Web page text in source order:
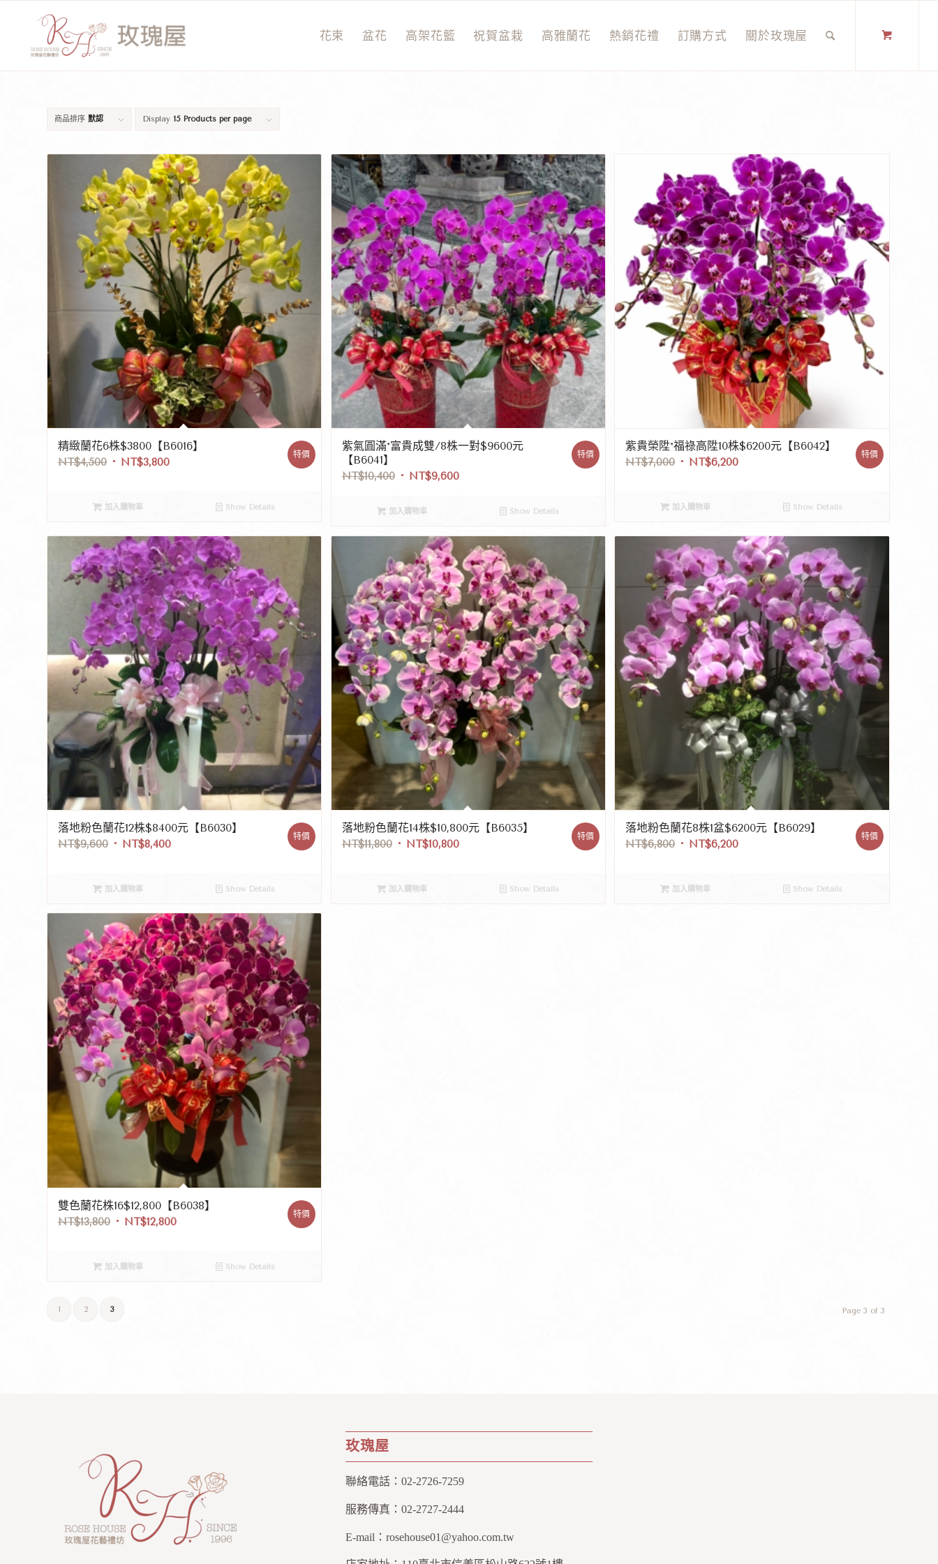
花束 盆花 高架花籃 祝賀盆栽 高雅蘭花 熱銷花禮 訂購方式 關於玫瑰屋
商品排序 默認 Display 15 Products per page
精緻蘭花6株$3800【B6016】
NT$4,500 NT$3,800
特價
加入購物車 Show Details
紫氣圓滿*富貴成雙/8株一對$9600元
【B6041】
NT$10,400 NT$9,600
特價
加入購物車 Show Details
紫貴榮陞*福祿高陞10株$6200元【B6042】
NT$7,000 NT$6,200
特價
加入購物車 Show Details
落地粉色蘭花12株$8400元【B6030】
NT$9,600 NT$8,400
特價
加入購物車 Show Details
落地粉色蘭花14株$10,800元【B6035】
NT$11,800 NT$10,800
特價
加入購物車 Show Details
落地粉色蘭花8株1盆$6200元【B6029】
NT$6,800 NT$6,200
特價
加入購物車 Show Details
雙色蘭花株16$12,800【B6038】
NT$13,800 NT$12,800
特價
加入購物車 Show Details
Page 3 of 3
1 2 3
玫瑰屋
聯絡電話： 02-2726-7259
服務傳真： 02-2727-2444
E-mail： rosehouse01@yahoo.com.tw